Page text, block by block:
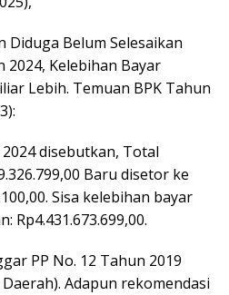
Diduga Belum Selesaikan
2024, Kelebihan Bayar
Lebih. Temuan BPK Tahun
disebutkan, Total
Baru disetor ke
Sisa kelebihan bayar
Rp4.431.673.699,00.
PP No. 12 Tahun 2019
Adapun rekomendasi